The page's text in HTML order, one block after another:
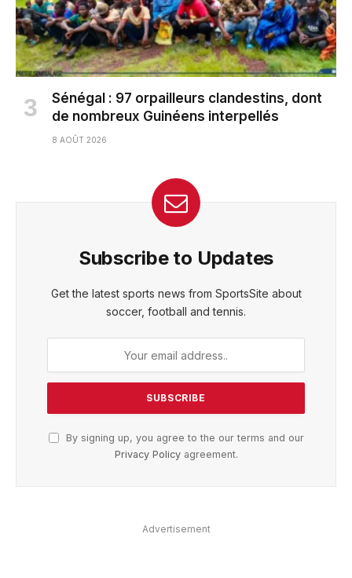
Sénégal : 97 orpailleurs clandestins, dont
de nombreux Guinéens interpellés
8 AOÛT 2026
Subscribe to Updates
Get the latest sports news from SportsSite about
soccer, football and tennis.
By signing up, you agree to the our terms and our
Privacy Policyagreement.
Advertisement